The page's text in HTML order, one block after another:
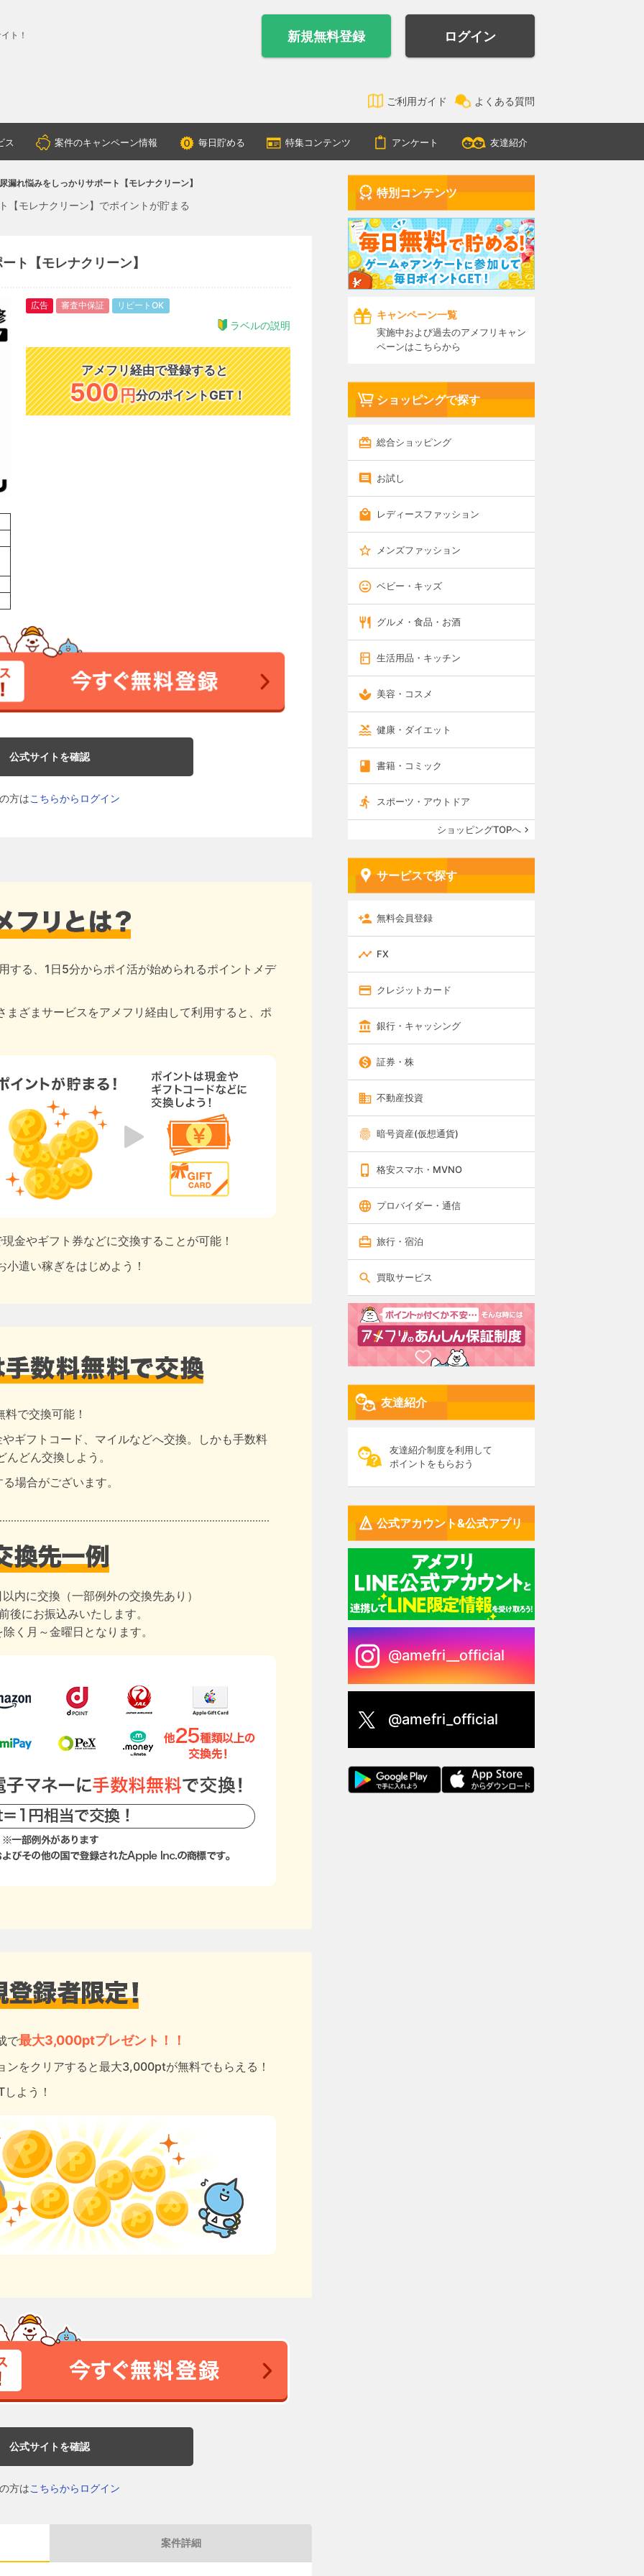
ト！ 新規無料登録 ログイン
ご利用ガイド よくある質問
ス 案件のキャンペーン情報 毎日貯める 特集コンテンツ アンケート 友達紹介
漏れ悩みをしっかりサポート【モレナクリーン】
【モレナクリーン】でポイントが貯まる
ト【モレナクリーン】
広告 審査中保証 リピートOK
ラベルの説明
アメフリ経由で登録すると
500円分のポイントGET！
公式サイトを確認
方はこちらからログイン
する、1日5分からポイ活が始められるポイントメデ
まざまサービスをアメフリ経由して利用すると、ポ
金やギフト券などに交換することが可能！
遣い稼ぎをはじめよう！
で交換可能！
ギフトコード、マイルなどへ交換。しかも手数料
どん交換しよう。
場合がございます。
内に交換（一部例外の交換先あり）
にお振込みいたします。
く月～金曜日となります。
で最大3,000ptプレゼント！！
ンをクリアすると最大3,000ptが無料でもらえる！
よう！
公式サイトを確認
方はこちらからログイン
案件詳細
特別コンテンツ
キャンペーン一覧
実施中および過去のアメフリキャン
ペーンはこちらから
ショッピングで探す
総合ショッピング
お試し
レディースファッション
メンズファッション
ベビー・キッズ
グルメ・食品・お酒
生活用品・キッチン
美容・コスメ
健康・ダイエット
書籍・コミック
スポーツ・アウトドア
ショッピングTOPへ
サービスで探す
無料会員登録
FX
クレジットカード
銀行・キャッシング
証券・株
不動産投資
暗号資産(仮想通貨)
格安スマホ・MVNO
プロバイダー・通信
旅行・宿泊
買取サービス
友達紹介
友達紹介制度を利用して
ポイントをもらおう
公式アカウント&公式アプリ
@amefri__official
@amefri_official